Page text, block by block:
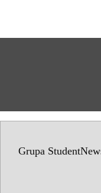
Grupa